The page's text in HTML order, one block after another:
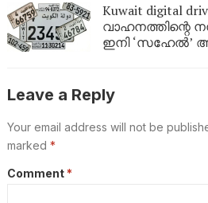
Kuwait digital
വാഹനത്തിന്റെ
ഇനി ‘സഹേൽ’
Leave a Reply
Your email address will not be
marked *
Comment *